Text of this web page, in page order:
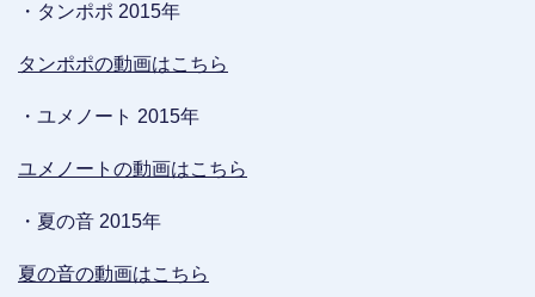
・タンポポ 2015年
タンポポの動画はこちら
・ユメノート 2015年
ユメノートの動画はこちら
・夏の音 2015年
夏の音の動画はこちら